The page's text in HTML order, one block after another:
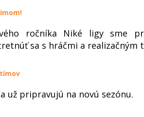
ročníka Niké ligy sme
sa s hráčmi a realizačným
už pripravujú na novú sezónu.